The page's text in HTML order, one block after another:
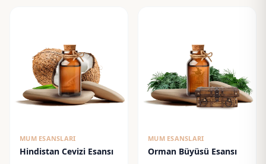
MUM ESANSLARI
Hindistan Cevizi Esansı
MUM ESANSLARI
Orman Büyüsü Esansı